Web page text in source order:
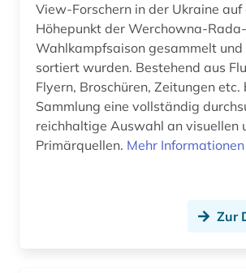
widerstand (1)
wiener zeitung (1)
wirtschaft (1)
wörterbuch (4)
zeitschrift (1)
View-Forschern in der Ukraine auf
Höhepunkt der Werchowna-Rada-
Wahlkampfsaison gesammelt
sortiert wurden. Bestehend aus
Flyern, Broschüren, Zeitungen
Sammlung eine vollständig
reichhaltige Auswahl an visuellen
Primärquellen. Mehr Informationen
Zur